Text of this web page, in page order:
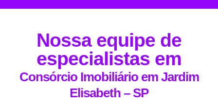
Nossa equipe de
especialistas em
Consórcio Imobiliário em Jardim
Elisabeth – SP